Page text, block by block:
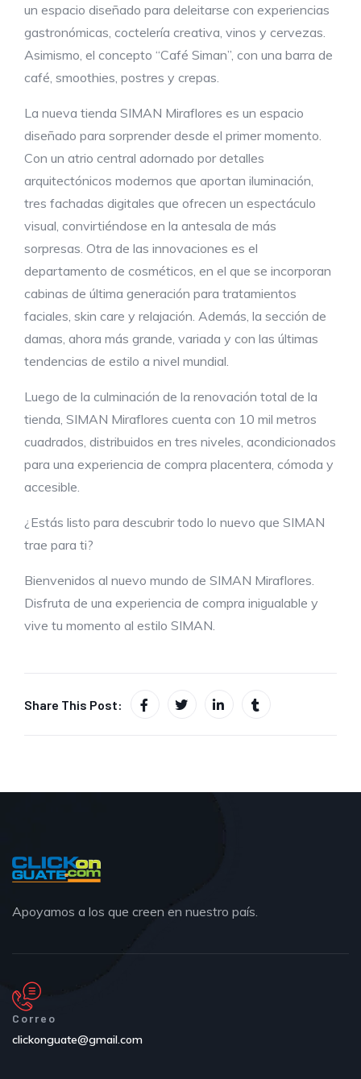
un espacio diseñado para deleitarse con experiencias
gastronómicas, coctelería creativa, vinos y cervezas.
Asimismo, el concepto “Café Siman”, con una barra de
café, smoothies, postres y crepas.
La nueva tienda SIMAN Miraflores es un espacio
diseñado para sorprender desde el primer momento.
Con un atrio central adornado por detalles
arquitectónicos modernos que aportan iluminación,
tres fachadas digitales que ofrecen un espectáculo
visual, convirtiéndose en la antesala de más
sorpresas. Otra de las innovaciones es el
departamento de cosméticos, en el que se incorporan
cabinas de última generación para tratamientos
faciales, skin care y relajación. Además, la sección de
damas, ahora más grande, variada y con las últimas
tendencias de estilo a nivel mundial.
Luego de la culminación de la renovación total de la
tienda, SIMAN Miraflores cuenta con 10 mil metros
cuadrados, distribuidos en tres niveles, acondicionados
para una experiencia de compra placentera, cómoda y
accesible.
¿Estás listo para descubrir todo lo nuevo que SIMAN
trae para ti?
Bienvenidos al nuevo mundo de SIMAN Miraflores.
Disfruta de una experiencia de compra inigualable y
vive tu momento al estilo SIMAN.
Share This Post:
Apoyamos a los que creen en nuestro país.
Correo
clickonguate@gmail.com